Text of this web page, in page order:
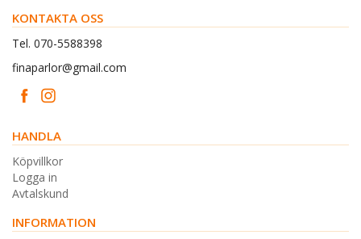
KONTAKTA OSS
Tel. 070-5588398
finaparlor@gmail.com
HANDLA
Köpvillkor
Logga in
Avtalskund
INFORMATION